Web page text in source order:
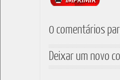
0 comentários
Deixar um novo